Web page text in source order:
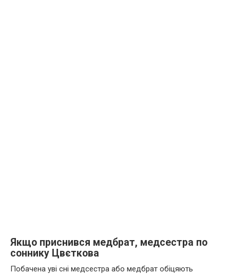
Якщо приснився медбрат, медсестра по
соннику Цвєткова
Побачена уві сні медсестра або медбрат обіцяють